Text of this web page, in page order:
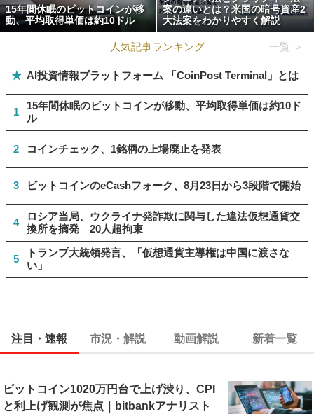
15年間休眠のビットコインが移
動、平均取得単価は約10ドル
案の違いとは？米国の暗号資産2
大法案をわかりやすく解説
人気記事ランキング 一覧 ＞
★ AI投資情報プラットフォーム 「CoinPost Terminal」とは
1
15年間休眠のビットコインが移動、平均取得単価は約10ド
ル
2 コインチェック、1銘柄の上場廃止を発表
3 ビットコインのeCashフォーク、8月23日から3段階で開始
4
ロシア当局、ウクライナ発詐欺に関与した違法仮想通貨交
換所を摘発 20人超拘束
5
トランプ大統領発言、「仮想通貨主導権は中国に渡さな
い」
注目・速報 市況・解説 動画解説 新着一覧
ビットコイン1020万円台で上げ渋り、CPI
と利上げ観測が焦点｜bitbankアナリスト